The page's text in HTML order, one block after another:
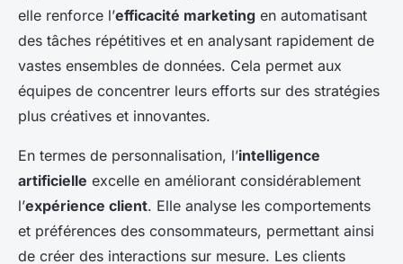
elle renforce l’efficacité marketing en automatisant
des tâches répétitives et en analysant rapidement de
vastes ensembles de données. Cela permet aux
équipes de concentrer leurs efforts sur des stratégies
plus créatives et innovantes.
En termes de personnalisation, l’intelligence
artificielle excelle en améliorant considérablement
l’expérience client. Elle analyse les comportements
et préférences des consommateurs, permettant ainsi
de créer des interactions sur mesure. Les clients